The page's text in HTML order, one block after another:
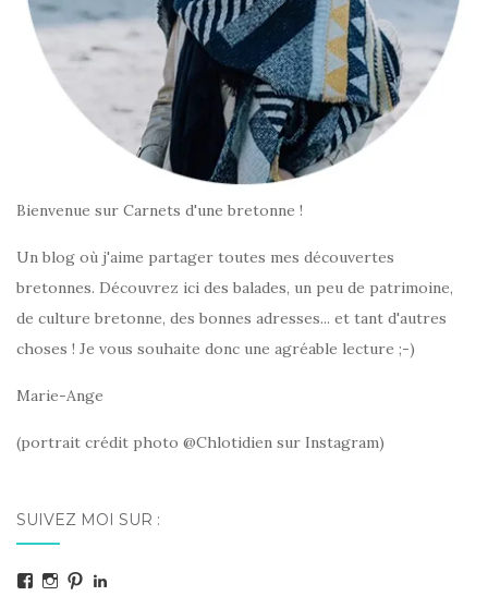
Bienvenue sur Carnets d'une bretonne !
Un blog où j'aime partager toutes mes découvertes
bretonnes. Découvrez ici des balades, un peu de patrimoine,
de culture bretonne, des bonnes adresses... et tant d'autres
choses ! Je vous souhaite donc une agréable lecture ;-)
Marie-Ange
(portrait crédit photo @Chlotidien sur Instagram)
SUIVEZ MOI SUR :
Facebook
Instagram
Pinterest